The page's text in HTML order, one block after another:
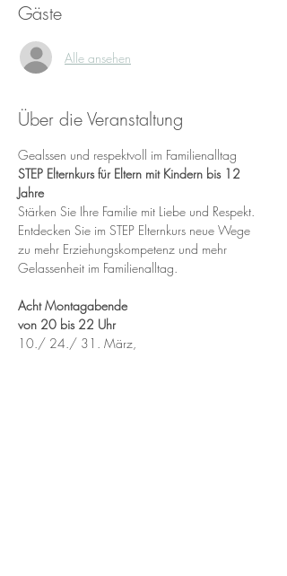
Gäste
Alle ansehen
Über die Veranstaltung
Gealssen und respektvoll im Familienalltag
STEP Elternkurs für Eltern mit Kindern bis 12
Jahre
Stärken Sie Ihre Familie mit Liebe und Respekt.
Entdecken Sie im STEP Elternkurs neue Wege
zu mehr Erziehungskompetenz und mehr
Gelassenheit im Familienalltag.
Acht Montagabende
von 20 bis 22 Uhr
10./ 24./ 31. März,